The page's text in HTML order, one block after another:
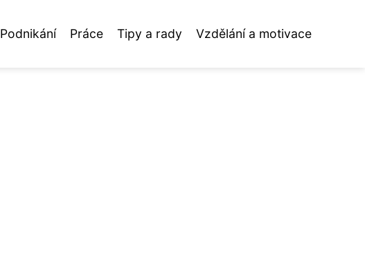
Podnikání Práce Tipy a rady Vzdělání a motivace